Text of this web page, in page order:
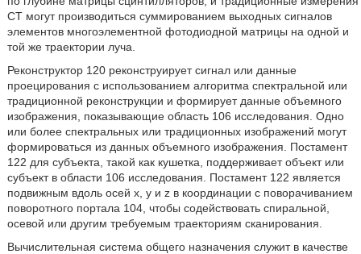
CT могут производиться суммированием выходных сигналов
элементов многоэлементной фотодиодной матрицы на одной и
той же траектории луча.
Реконструктор 120 реконструирует сигнал или данные
проецирования с использованием алгоритма спектральной или
традиционной реконструкции и формирует данные объемного
изображения, показывающие область 106 исследования. Одно
или более спектральных или традиционных изображений могут
формироваться из данных объемного изображения. Постамент
122 для субъекта, такой как кушетка, поддерживает объект или
субъект в области 106 исследования. Постамент 122 является
подвижным вдоль осей x, y и z в координации с поворачиванием
поворотного портала 104, чтобы содействовать спиральной,
осевой или другим требуемым траекториям сканирования.
Вычислительная система общего назначения служит в качестве